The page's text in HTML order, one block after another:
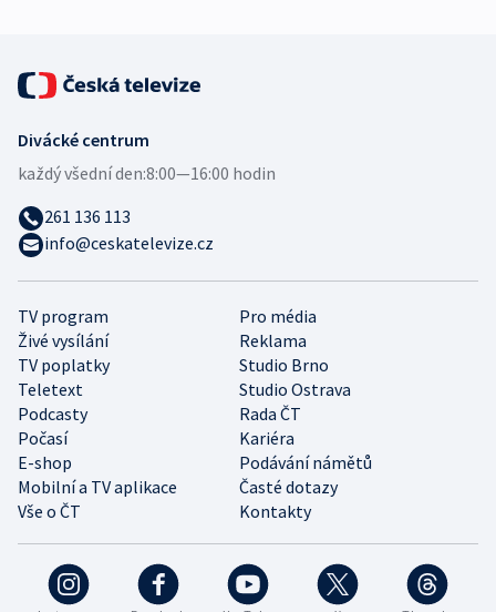
TV program
Pro média
Živé vysílání
Reklama
TV poplatky
Studio Brno
Teletext
Studio Ostrava
Podcasty
Rada ČT
Počasí
Kariéra
E-shop
Podávání námětů
Mobilní a TV aplikace
Časté dotazy
Vše o ČT
Kontakty
Divácké centrum
každý všední den:8:00—16:00 hodin
261 136 113
info@ceskatelevize.cz